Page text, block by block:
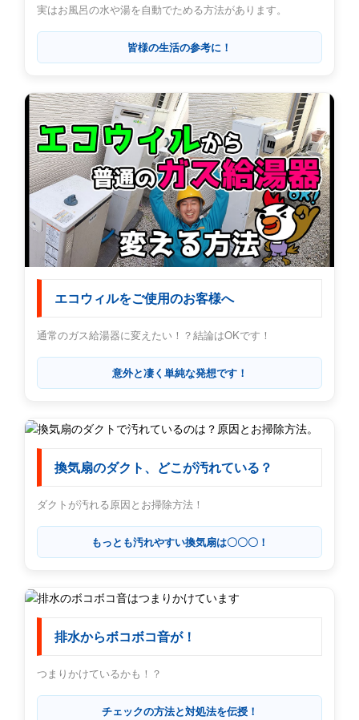
実はお風呂の水や湯を自動でためる方法があります。
皆様の生活の参考に！
エコウィルをご使用のお客様へ
通常のガス給湯器に変えたい！？結論はOKです！
意外と凄く単純な発想です！
換気扇のダクト、どこが汚れている？
ダクトが汚れる原因とお掃除方法！
もっとも汚れやすい換気扇は〇〇〇！
排水からボコボコ音が！
つまりかけているかも！？
チェックの方法と対処法を伝授！